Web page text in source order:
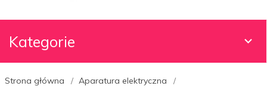
Kategorie
Strona główna Aparatura elektryczna